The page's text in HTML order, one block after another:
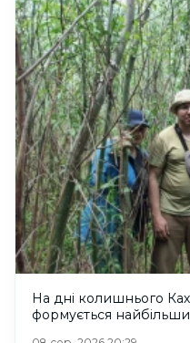
На дні колишнього
формується